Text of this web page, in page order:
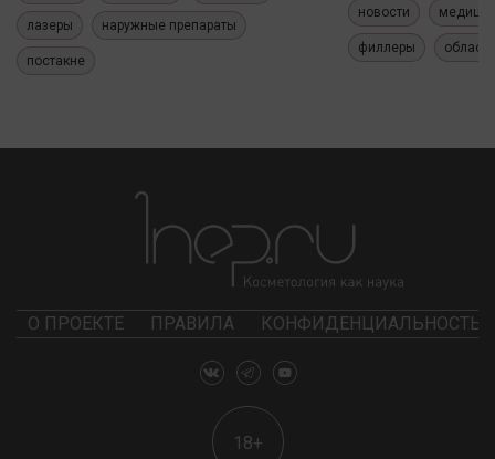
лазеры наружные препараты
постакне
новости
филлеры
О ПРОЕКТЕ ПРАВИЛА КОНФИДЕНЦИАЛЬНОСТЬ
18+